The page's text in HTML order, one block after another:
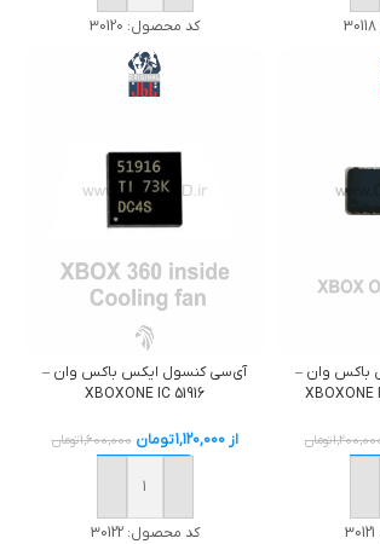
30118 کد محصول: 30120
باکس وان –
XBOXONE
تومان
30121
آی‌سی کنسول ایکس باکس وان –
XBOXONE IC 51916
از1,120,000تومان 1,600,000تومان
خرید
کد محصول:30122